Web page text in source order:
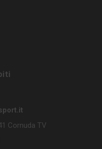
Cornuda TV